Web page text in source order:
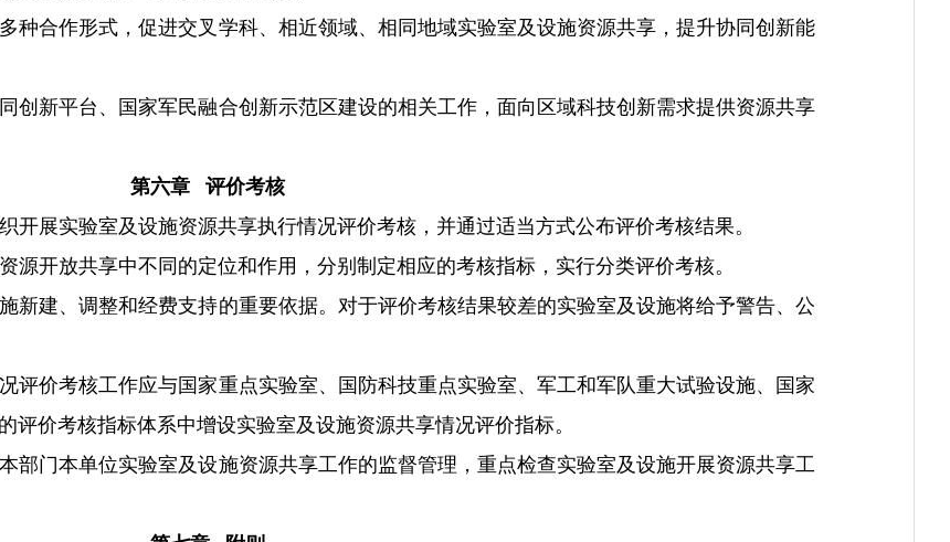
合作形式，促进交叉学科、相近领域、相同地域实验室及设施资源共享，提升协同创新能
新平台、国家军民融合创新示范区建设的相关工作，面向区域科技创新需求提供资源共享
第六章 评价考核
展实验室及设施资源共享执行情况评价考核，并通过适当方式公布评价考核结果。
开放共享中不同的定位和作用，分别制定相应的考核指标，实行分类评价考核。
建、调整和经费支持的重要依据。对于评价考核结果较差的实验室及设施将给予警告、公
价考核工作应与国家重点实验室、国防科技重点实验室、军工和军队重大试验设施、国家
价考核指标体系中增设实验室及设施资源共享情况评价指标。
门本单位实验室及设施资源共享工作的监督管理，重点检查实验室及设施开展资源共享工